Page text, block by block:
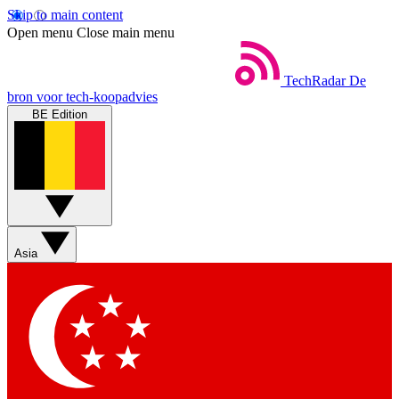
Skip to main content
Open menu Close main menu
TechRadar De
bron voor tech-koopadvies
BE Edition
Asia